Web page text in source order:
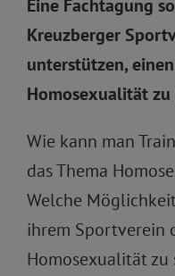
Eine Fachtagung
Kreuzberger
unterstützen,
Homosexualität
Wie kann man
das Thema
Welche
ihrem Sportverein
Homosexualität zu